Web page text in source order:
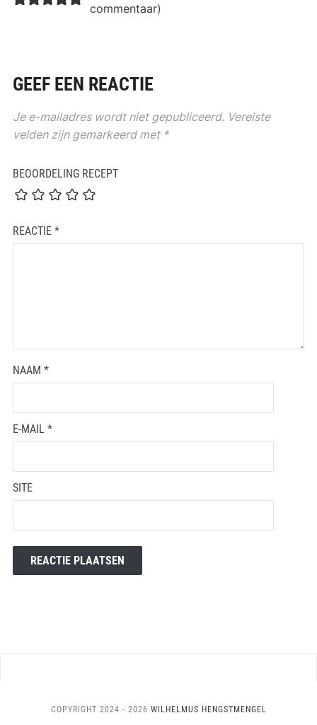
commentaar)
GEEF EEN REACTIE
Je e-mailadres wordt niet gepubliceerd. Vereiste
velden zijn gemarkeerd met *
BEOORDELING RECEPT
REACTIE *
NAAM *
E-MAIL *
SITE
COPYRIGHT 2024 - 2026 WILHELMUS HENGSTMENGEL